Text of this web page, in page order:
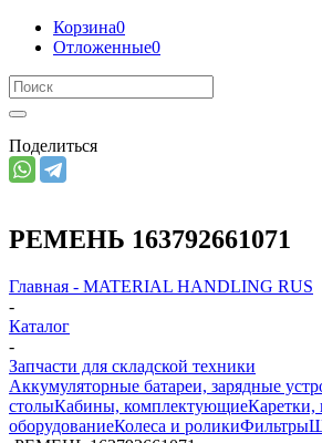
Корзина0
Отложенные0
Поделиться
РЕМЕНЬ 163792661071
Главная - MATERIAL HANDLING RUS
-
Каталог
-
Запчасти для складской техники
Аккумуляторные батареи, зарядные
столыКабины, комплектующиеКаретки,
оборудованиеКолеса и роликиФильтры